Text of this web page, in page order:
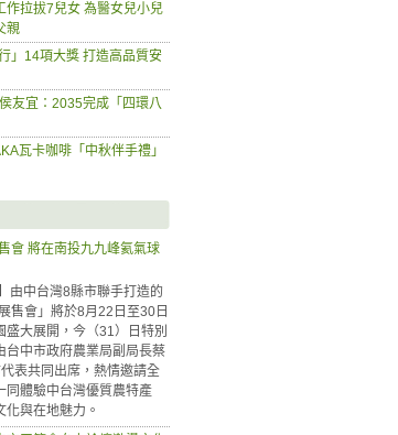
作拉拔7兒女 為醫女兒小兒
親
」14項大獎 打造高品質安
友宜：2035完成「四環八
瓦卡咖啡「中秋伴手禮」
會 將在南投九九峰氦氣球
由中台灣8縣市聯手打造的
售會」將於8月22日至30日
大展開，今（31）日特別
台中市政府農業局副局長蔡
表共同出席，熱情邀請全
同體驗中台灣優質農特產
化與在地魅力。